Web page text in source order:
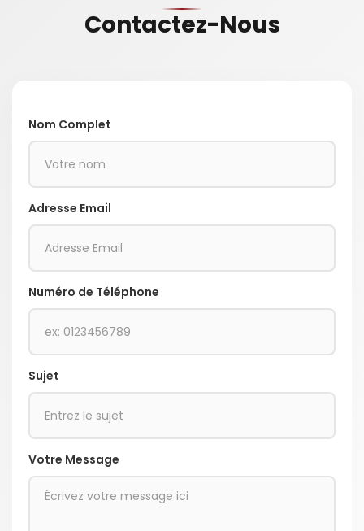
Contactez-Nous
Nom Complet
Adresse Email
Numéro de Téléphone
Sujet
Votre Message